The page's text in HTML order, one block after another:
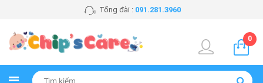
Tổng đài : 091.281.3960
0